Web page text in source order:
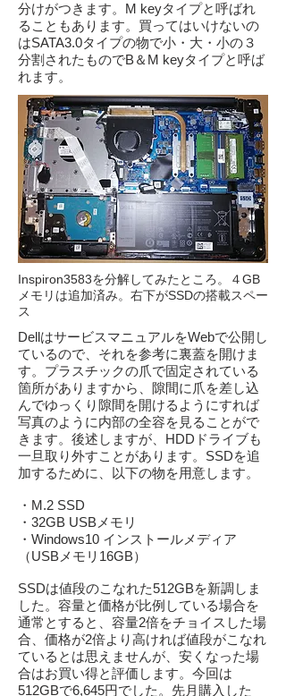
分けがつきます。M keyタイプと呼ばれ
ることもあります。買ってはいけないの
はSATA3.0タイプの物で小・大・小の３
分割されたものでB＆M keyタイプと呼ば
れます。
Inspiron3583を分解してみたところ。４GB
メモリは追加済み。右下がSSDの搭載スペー
ス
DellはサービスマニュアルをWebで公開し
ているので、それを参考に裏蓋を開けま
す。プラスチックの爪で固定されている
箇所がありますから、隙間に爪を差し込
んでゆっくり隙間を開けるようにすれば
写真のように内部の全容を見ることがで
きます。後述しますが、HDDドライブも
一旦取り外すことがあります。SSDを追
加するために、以下の物を用意します。
・M.2 SSD
・32GB USBメモリ
・Windows10 インストールメディア
（USBメモリ16GB）
SSDは値段のこなれた512GBを新調しま
した。容量と価格が比例している場合を
通常とすると、容量2倍をチョイスした場
合、価格が2倍より高ければ値段がこなれ
ているとは思えませんが、安くなった場
合はお買い得と評価します。今回は
512GBで6,645円でした。先月購入した